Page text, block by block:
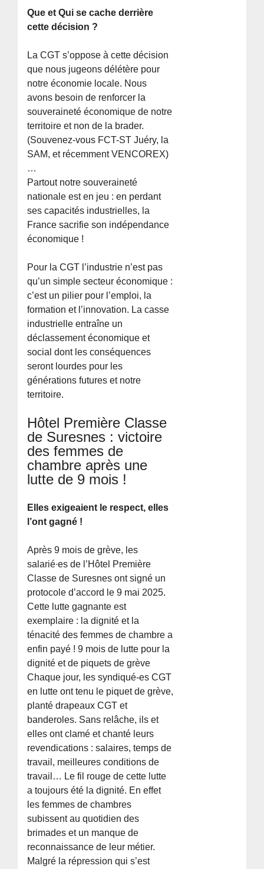
Que et Qui se cache derrière
cette décision ?
La CGT s’oppose à cette décision
que nous jugeons délétère pour
notre économie locale. Nous
avons besoin de renforcer la
souveraineté économique de notre
territoire et non de la brader.
(Souvenez-vous FCT-ST Juéry, la
SAM, et récemment VENCOREX)
…
Partout notre souveraineté
nationale est en jeu : en perdant
ses capacités industrielles, la
France sacrifie son indépendance
économique !
Pour la CGT l’industrie n’est pas
qu’un simple secteur économique :
c’est un pilier pour l’emploi, la
formation et l’innovation. La casse
industrielle entraîne un
déclassement économique et
social dont les conséquences
seront lourdes pour les
générations futures et notre
territoire.
Hôtel Première Classe
de Suresnes : victoire
des femmes de
chambre après une
lutte de 9 mois !
Elles exigeaient le respect, elles
l’ont gagné !
Après 9 mois de grève, les
salarié∙es de l’Hôtel Première
Classe de Suresnes ont signé un
protocole d’accord le 9 mai 2025.
Cette lutte gagnante est
exemplaire : la dignité et la
ténacité des femmes de chambre a
enfin payé ! 9 mois de lutte pour la
dignité et de piquets de grève
Chaque jour, les syndiqué-es CGT
en lutte ont tenu le piquet de grève,
planté drapeaux CGT et
banderoles. Sans relâche, ils et
elles ont clamé et chanté leurs
revendications : salaires, temps de
travail, meilleures conditions de
travail… Le fil rouge de cette lutte
a toujours été la dignité. En effet
les femmes de chambres
subissent au quotidien des
brimades et un manque de
reconnaissance de leur métier.
Malgré la répression qui s’est